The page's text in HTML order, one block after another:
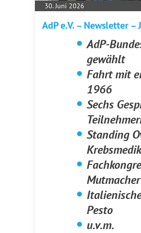
30. Juni 2026
AdP e.V. – Newsletter –
AdP-
gewählt
Fahrt mit
1966
Sechs
Standing
Mutmacher
Pesto
u.v.m.